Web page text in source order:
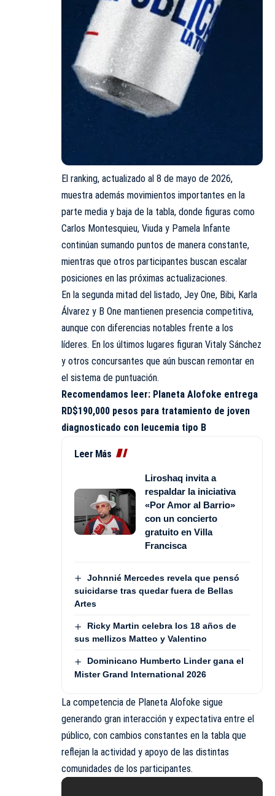
El ranking, actualizado al 8 de mayo de 2026,
muestra además movimientos importantes en la
parte media y baja de la tabla, donde figuras como
Carlos Montesquieu, Viuda y Pamela Infante
continúan sumando puntos de manera constante,
mientras que otros participantes buscan escalar
posiciones en las próximas actualizaciones.
En la segunda mitad del listado, Jey One, Bibi, Karla
Álvarez y B One mantienen presencia competitiva,
aunque con diferencias notables frente a los
líderes. En los últimos lugares figuran Vitaly Sánchez
y otros concursantes que aún buscan remontar en
el sistema de puntuación.
Recomendamos leer: Planeta Alofoke entrega
RD$190,000 pesos para tratamiento de joven
diagnosticado con leucemia tipo B
Leer Más
Liroshaq invita a
respaldar la iniciativa
«Por Amor al Barrio»
con un concierto
gratuito en Villa
Francisca
Johnnié Mercedes revela que pensó
suicidarse tras quedar fuera de Bellas
Artes
Ricky Martin celebra los 18 años de
sus mellizos Matteo y Valentino
Dominicano Humberto Linder gana el
Mister Grand International 2026
La competencia de Planeta Alofoke sigue
generando gran interacción y expectativa entre el
público, con cambios constantes en la tabla que
reflejan la actividad y apoyo de las distintas
comunidades de los participantes.